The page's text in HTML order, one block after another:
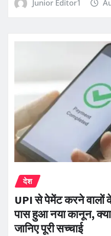
Junior Editor1
देश
UPI से पेमेंट करने
पास हुआ नया कानून, क्या
जानिए पूरी सच्चाई